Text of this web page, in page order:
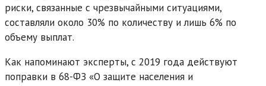
риски, связанные с чрезвычайными ситуациями,
составляли около 30% по количеству и лишь 6% по
объему выплат.
Как напоминают эксперты, с 2019 года действуют
поправки в 68-ФЗ «О защите населения и